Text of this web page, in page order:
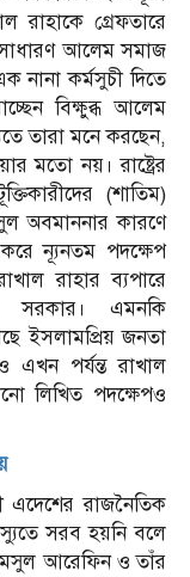
রাহাকে গ্রেফতারে
সাধারণ আলেম সমাজ
কর্মসুচী দিতে
বিক্ষুব্ধ আলেম
তারা মনে করছেন,
মতো নয়। রাষ্ট্রের
(শাতিম)
অবমাননার কারণে
ন্যূনতম পদক্ষেপ
রাহার ব্যপারে
সরকার। এমনকি
ইসলামপ্রিয় জনতা
এখন পর্যন্ত রাখাল
লিখিত পদক্ষেপও
এদেশের রাজনৈতিক
সরব হয়নি বলে
আরেফিন ও তাঁর